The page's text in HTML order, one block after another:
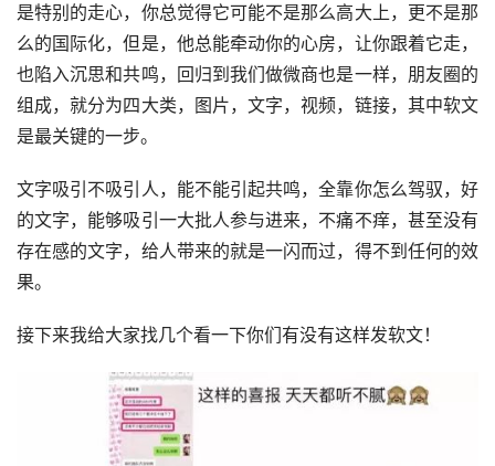
是特别的走心，你总觉得它可能不是那么高大上，更不是那
么的国际化，但是，他总能牵动你的心房，让你跟着它走，
也陷入沉思和共鸣，回归到我们做微商也是一样，朋友圈的
组成，就分为四大类，图片，文字，视频，链接，其中软文
是最关键的一步。
文字吸引不吸引人，能不能引起共鸣，全靠你怎么驾驭，好
的文字，能够吸引一大批人参与进来，不痛不痒，甚至没有
存在感的文字，给人带来的就是一闪而过，得不到任何的效
果。
接下来我给大家找几个看一下你们有没有这样发软文！